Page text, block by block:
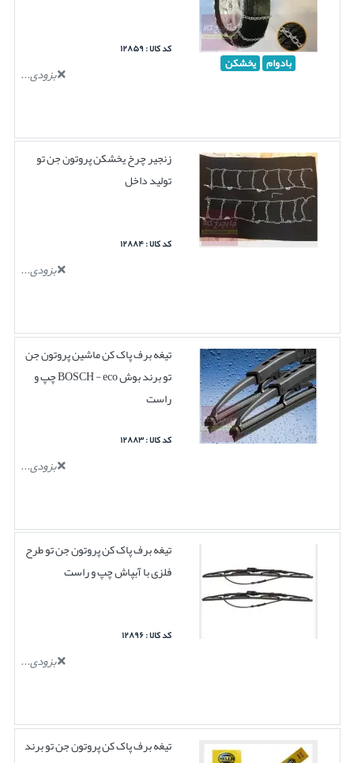
بادوام یخشکن
کد کالا : ۱۲۸۵۹
بزودی...
زنجیر چرخ یخشکن پروتون جن تو
تولید داخل
کد کالا : ۱۲۸۸۴
بزودی...
تیغه برف پاک کن ماشین پروتون جن
تو برند بوش BOSCH - eco چپ و
راست
کد کالا : ۱۲۸۸۳
بزودی...
تیغه برف پاک کن پروتون جن تو طرح
فلزی با آبپاش چپ و راست
کد کالا : ۱۲۸۹۶
بزودی...
تیغه برف پاک کن پروتون جن تو برند